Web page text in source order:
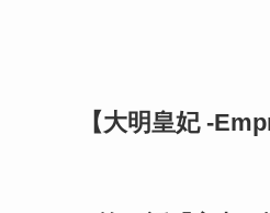
【大明皇妃 -